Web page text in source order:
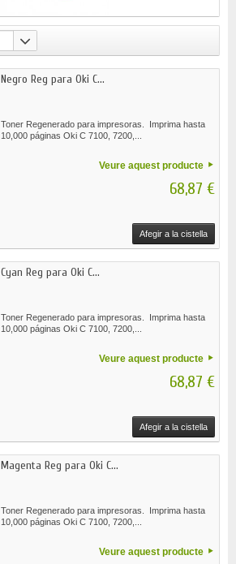
Negro Reg para Oki C...
Toner Regenerado para impresoras. Imprima hasta
10,000 páginas Oki C 7100, 7200,...
Veure aquest producte
68,87 €
Afegir a la cistella
Cyan Reg para Oki C...
Toner Regenerado para impresoras. Imprima hasta
10,000 páginas Oki C 7100, 7200,...
Veure aquest producte
68,87 €
Afegir a la cistella
Magenta Reg para Oki C...
Toner Regenerado para impresoras. Imprima hasta
10,000 páginas Oki C 7100, 7200,...
Veure aquest producte